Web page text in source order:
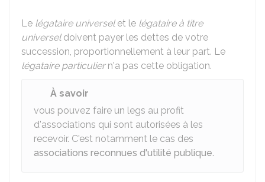
Le légataire universelet le légataire à titre
universeldoivent payer les dettes de votre
succession, proportionnellement à leur part. Le
légataire particuliern'a pas cette obligation.
À savoir
vous pouvez faire un legs au profit
d'associations qui sont autorisées à les
recevoir. C'est notamment le cas des
associations reconnues d'utilité publique.